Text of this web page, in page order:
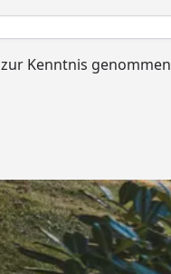
zur Kenntnis genommen